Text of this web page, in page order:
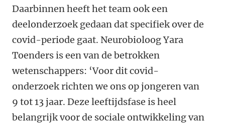
Daarbinnen heeft het team ook een
deelonderzoek gedaan dat specifiek over de
covid-periode gaat. Neurobioloog Yara
Toenders is een van de betrokken
wetenschappers: ‘Voor dit covid-
onderzoek richten we ons op jongeren van
9 tot 13 jaar. Deze leeftijdsfase is heel
belangrijk voor de sociale ontwikkeling van